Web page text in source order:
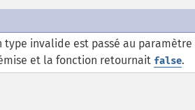
type invalide est passé au paramètre
et la fonction retournait false.